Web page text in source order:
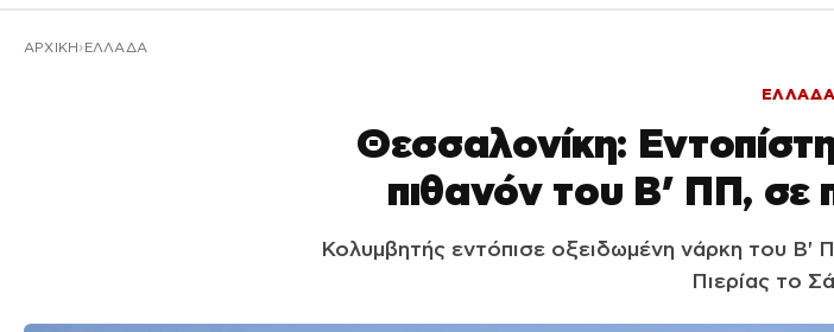
ΑΡΧΙΚΉ ΕΛΛΑΔΑ
ΕΛΛΑΔΑ
Θεσσαλονίκη:
πιθανόν του Β’ ΠΠ, σε
Κολυμβητής εντόπισε οξειδωμένη νάρκη του Β'
Πιερίας το